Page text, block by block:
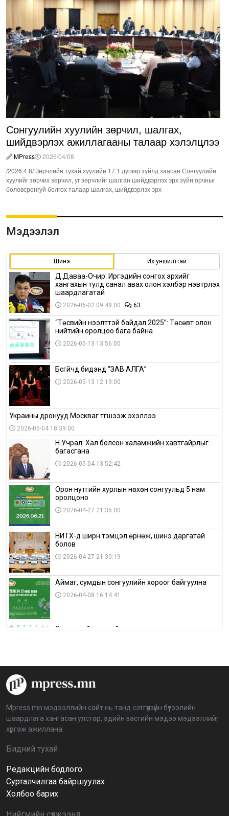
Сонгуулийн хуулийн зөрчил, шалгах,
шийдвэрлэх ажиллагааны талаар хэлэлцлээ
MPress
2026/04/08
/2026.4.8/ Зөрчлийн тухай хуулийн 17.1 дүгээр зүйлд заасан Сонгуулийн
хуулийг зөрчих зөрчил, уг зөрчлийг шалган шийдвэрлэх эрх зүйн орчныг
боловсронгуй болгох талаар шалгах, шийдвэрлэх эрх
Мэдээлэл
Шинэ Их уншилттай
Д.Даваа-Очир: Иргэдийн сонгох эрхийг
хангахын тулд санал авах олон хэлбэр нэвтрүүлэх
шаардлагатай
2026-06-02 09:49:00 63
“Төсвийн нээлттэй байдал 2025”: Төсөвт олон
нийтийн оролцоо бага байна
2026-05-13 13:56:00
Бүсгүйчүүд бидэнд “ЗАВ АЛГА”
2026-05-13 12:19:00
Украины дронууд Москваг түгшээж эхэллээ
2026-05-04 18:39:00
Н.Учрал: Хал болсон халамжийн хавтгайрлыг
багасгана
2026-05-04 13:52:42
Орон нутгийн хурлын нөхөн сонгуульд 5 нам
оролцоно
2026-04-27 21:35:00
НИТХ-д ширүүн тэмцэл өрнөж, шинэ даргатай
болов
2026-04-27 21:30:19
Аймаг, сумдын сонгуулийн хороог байгуулна
2026-04-08 16:14:41
Сонгуулийн хуулийн зөрчил, шалгах,
аймагт үргэлжилж байна
BTS-ийн тоглолтыг Netflix дэлхий даяар шууд
дамжуулна
Иргэдийн төлөөлөгчдийн хурлын 2026 оны
нөхөн сонгууль 6 дугаар сарын 21-нд болно
Mpress.mn мэдээллийн сайт нь танд сэтгүүлзүйн бүтээлийн
шаардлага хангасан улстөр, эдийн засгийн мэдээ мэдээллийг
хүргэж ажиллана.
Бидний тухай
Редакцийн бодлого
Сурталчилгаа байршуулах
Холбоо барих